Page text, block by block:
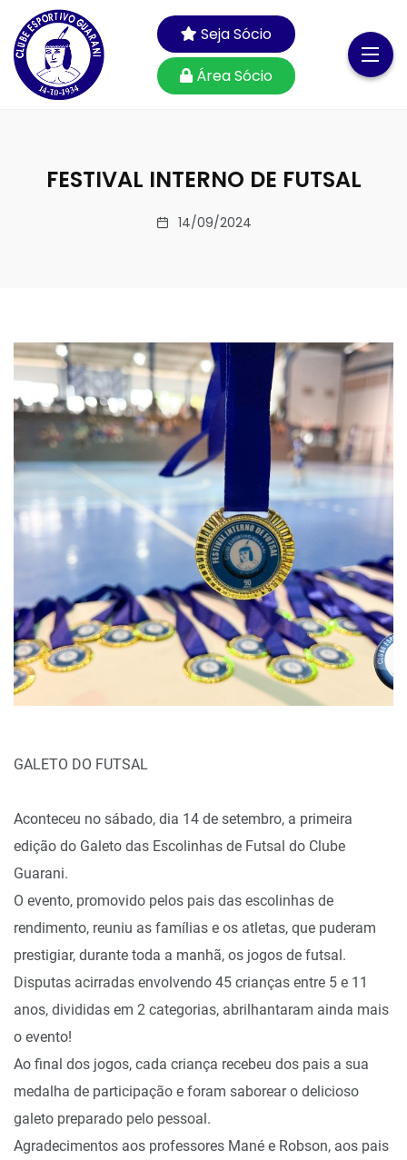
Seja Sócio
Área Sócio
FESTIVAL INTERNO DE FUTSAL
14/09/2024
GALETO DO FUTSAL
Aconteceu no sábado, dia 14 de setembro, a primeira
edição do Galeto das Escolinhas de Futsal do Clube
Guarani.
O evento, promovido pelos pais das escolinhas de
rendimento, reuniu as famílias e os atletas, que puderam
prestigiar, durante toda a manhã, os jogos de futsal.
Disputas acirradas envolvendo 45 crianças entre 5 e 11
anos, divididas em 2 categorias, abrilhantaram ainda mais
o evento!
Ao final dos jogos, cada criança recebeu dos pais a sua
medalha de participação e foram saborear o delicioso
galeto preparado pelo pessoal.
Agradecimentos aos professores Mané e Robson, aos pais